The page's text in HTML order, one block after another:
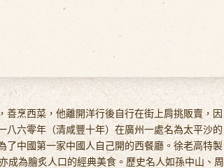
烹西菜，他離開洋行後自行在街上肩挑販賣，因
六零年（清咸豐十年）在廣州一處名為太平沙的
中國第一家中國人自己開的西餐廳。徐老高特製
成為膾炙人口的經典美食。歷史名人如孫中山、周